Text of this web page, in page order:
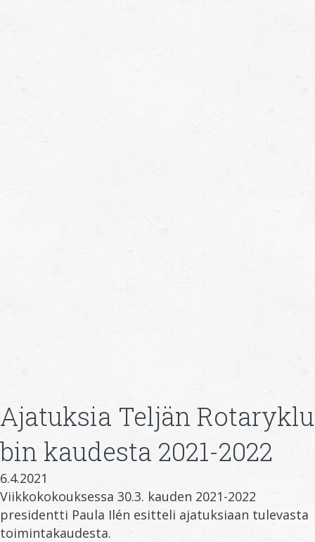
Ajatuksia Teljän Rotaryklu
bin kaudesta 2021-2022
6.4.2021
Viikkokokouksessa 30.3. kauden 2021-2022
presidentti Paula Ilén esitteli ajatuksiaan tulevasta
toimintakaudesta.